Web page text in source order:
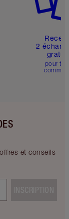
2
pour
et conseils
INSCRIPTION